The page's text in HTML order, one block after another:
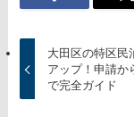
大田区の特区民
アップ！申請か
で完全ガイド